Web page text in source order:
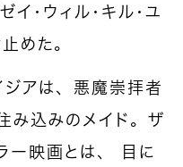
・ウィル・キル・ユ
めた。
ジアは、悪魔崇拝者
み込みのメイド。ザ
ー映画とは、 目に